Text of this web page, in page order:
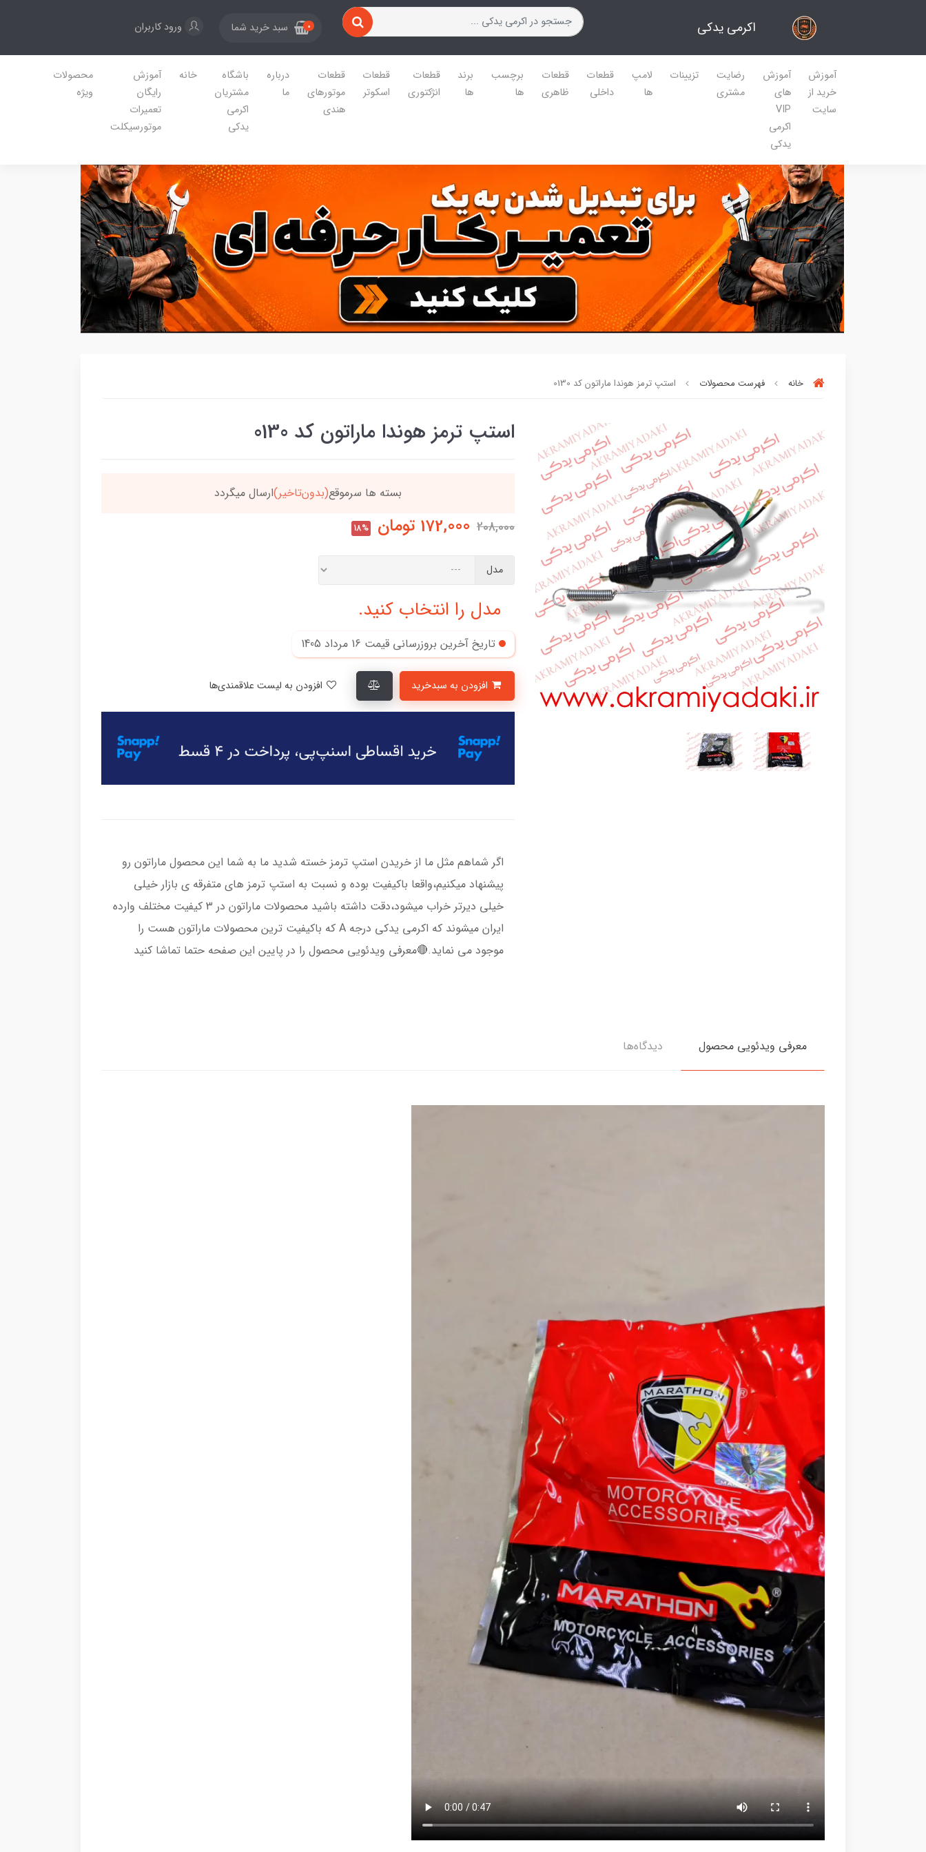
اکرمی یدکی 0 سبد خرید شما ورود کاربران
آموزش
خرید از
سایت
آموزش
های
VIP
اکرمی
یدکی
رضایت
مشتری
تزیینات
لامپ
ها
قطعات
داخلی
قطعات
ظاهری
برچسب
ها
برند
ها
قطعات
انژکتوری
قطعات
اسکوتر
قطعات
موتورهای
هندی
درباره
ما
باشگاه
مشتریان
اکرمی
یدکی
خانه
آموزش
رایگان
تعمیرات
موتورسیکلت
محصولات
ویژه
خانه فهرست محصولات استپ ترمز هوندا ماراتون کد 0130
استپ ترمز هوندا ماراتون کد 0130
90٪ خریداران ،از این محصول راضی بودن بسته ها سرموقع(بدون‌تاخیر)ارسال میگردد
208,000
172,000 تومان 18%
مدل
مدل را انتخاب کنید.
تاریخ آخرین بروزرسانی قیمت 16 مرداد 1405
اگر شماهم مثل ما از خریدن استپ ترمز خسته شدید ما به شما این محصول ماراتون رو
پیشنهاد میکنیم،واقعا باکیفیت بوده و نسبت به استپ ترمز های متفرقه ی بازار خیلی
خیلی دیرتر خراب میشود،دقت داشته باشید محصولات ماراتون در 3 کیفیت مختلف وارده
ایران میشوند که اکرمی یدکی درجه A که باکیفیت ترین محصولات ماراتون هست را
موجود می نماید.🔴معرفی ویدئویی محصول را در پایین این صفحه حتما تماشا کنید
معرفی ویدئویی محصول دیدگاه‌ها